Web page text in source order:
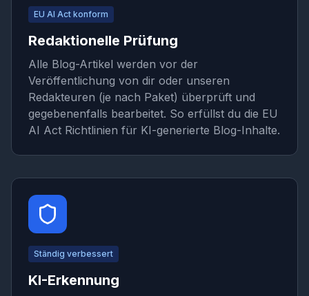
EU AI Act konform
Redaktionelle Prüfung
Alle Blog-Artikel werden vor der
Veröffentlichung von dir oder unseren
Redakteuren (je nach Paket) überprüft und
gegebenenfalls bearbeitet. So erfüllst du die EU
AI Act Richtlinien für KI-generierte Blog-Inhalte.
Ständig verbessert
KI-Erkennung